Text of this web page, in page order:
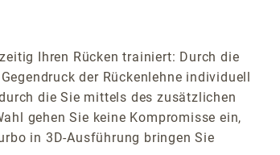
Ihren Rücken trainiert: Durch die
der Rückenlehne individuell
die Sie mittels des zusätzlichen
gehen Sie keine Kompromisse ein,
in 3D-Ausführung bringen Sie